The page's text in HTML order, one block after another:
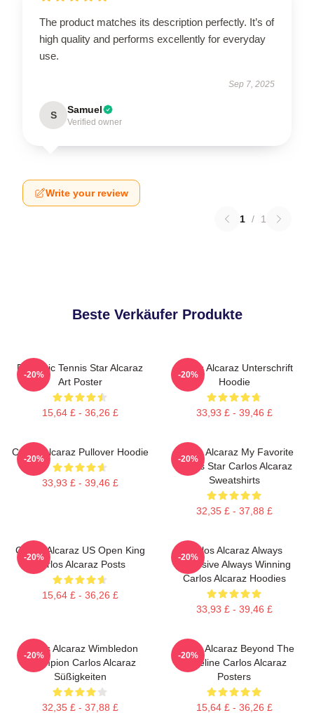
The product matches its description perfectly. It’s of
high quality and performs excellently for everyday
use.
Sep 7, 2025
S Samuel
Verified owner
Write your review
1 / 1
Beste Verkäufer Produkte
Dynamic Tennis Star Alcaraz
Art Poster
15,64 £ - 36,26 £
-20%
Carlos Alcaraz Unterschrift
Hoodie
33,93 £ - 39,46 £
-20%
Carlos Alcaraz Pullover Hoodie
33,93 £ - 39,46 £
-20%
Carlos Alcaraz My Favorite
Tennis Star Carlos Alcaraz
Sweatshirts
32,35 £ - 37,88 £
-20%
Carlos Alcaraz US Open King
Carlos Alcaraz Posts
15,64 £ - 36,26 £
-20%
Carlos Alcaraz Always
Explosive Always Winning
Carlos Alcaraz Hoodies
33,93 £ - 39,46 £
-20%
Carlos Alcaraz Wimbledon
Champion Carlos Alcaraz
Süßigkeiten
32,35 £ - 37,88 £
-20%
Carlos Alcaraz Beyond The
Baseline Carlos Alcaraz
Posters
15,64 £ - 36,26 £
-20%